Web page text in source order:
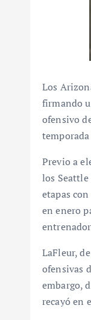
Los
firmando
ofensivo
Previo a
los Seattle
etapas
en enero
LaFleur,
ofensivas
embargo,
recayó en